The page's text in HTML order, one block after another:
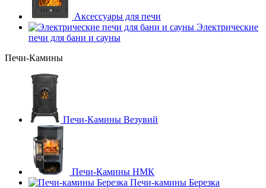
Аксессуары для печи
Электрические
печи для бани и сауны
Печи-Камины
Печи-Камины Везувий
Печи-Камины НМК
Печи-камины Березка